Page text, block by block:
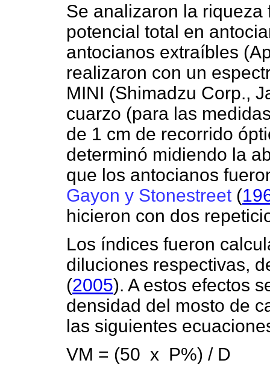
Se analizaron la
potencial total en
antocianos extraíbles
realizaron con un
MINI (Shimadzu Corp.,
cuarzo (para las
de 1 cm de recorrido
determinó midiendo la
que los antocianos
Gayon y Stonestreet (
hicieron con dos
Los índices fueron
diluciones respectivas,
(2005). A estos efectos
densidad del mosto de
las siguientes
VM = (50 x P%) / D